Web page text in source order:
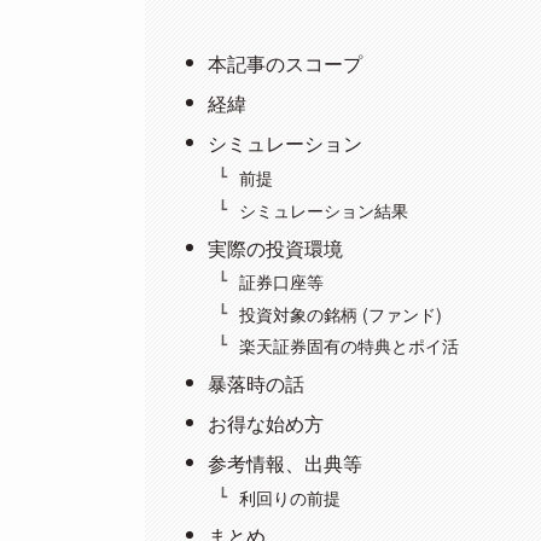
本記事のスコープ
経緯
シミュレーション
前提
シミュレーション結果
実際の投資環境
証券口座等
投資対象の銘柄 (ファンド)
楽天証券固有の特典とポイ活
暴落時の話
お得な始め方
参考情報、出典等
利回りの前提